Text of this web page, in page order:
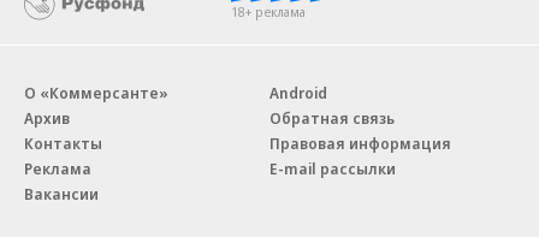
18+ реклама
О «Коммерсанте»
Архив
Контакты
Реклама
Вакансии
Android
Обратная связь
Правовая информация
E-mail рассылки